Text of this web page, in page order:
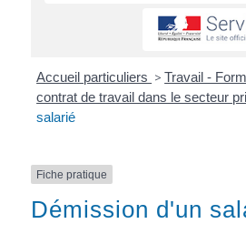
Accueil particuliers > Travail -
contrat de travail dans le secteur
salarié
Fiche pratique
Démission d'un